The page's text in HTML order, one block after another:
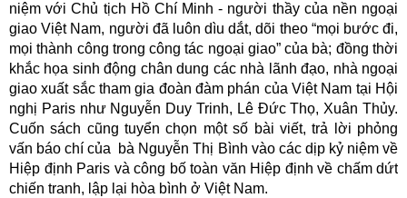
niệm với Chủ tịch Hồ Chí Minh - người thầy của nền ngoại
giao Việt Nam, người đã luôn dìu dắt, dõi theo “mọi bước đi,
mọi thành công trong công tác ngoại giao” của bà; đồng thời
khắc họa sinh động chân dung các nhà lãnh đạo, nhà ngoại
giao xuất sắc tham gia đoàn đàm phán của Việt Nam tại Hội
nghị Paris như Nguyễn Duy Trinh, Lê Đức Thọ, Xuân Thủy.
Cuốn sách cũng tuyển chọn một số bài viết, trả lời phỏng
vấn báo chí của bà Nguyễn Thị Bình vào các dịp kỷ niệm về
Hiệp định Paris và công bố toàn văn Hiệp định về chấm dứt
chiến tranh, lập lại hòa bình ở Việt Nam.